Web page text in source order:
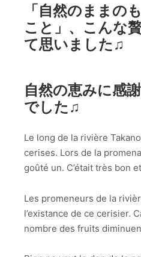
「自然のままの
こと」、こんな
て思いました♫
自然の恵みに感謝
でした♫
Le long de la rivière
cerises. Lors de la
goûté un. C’était très bon
Les promeneurs de la
l’existance de ce cerisier.
nombre des fruits